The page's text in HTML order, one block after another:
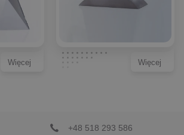
Więcej Więcej
+48 518 293 586